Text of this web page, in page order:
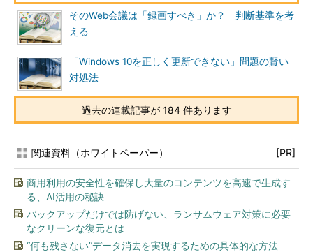
そのWeb会議は「録画すべき」か？ 判断基準を考
える
「Windows 10を正しく更新できない」問題の賢い
対処法
過去の連載記事が 184 件あります
関連資料（ホワイトペーパー） [PR]
商用利用の安全性を確保し大量のコンテンツを高速で生成す
る、AI活用の秘訣
バックアップだけでは防げない、ランサムウェア対策に必要
なクリーンな復元とは
“何も残さない”データ消去を実現するための具体的な方法